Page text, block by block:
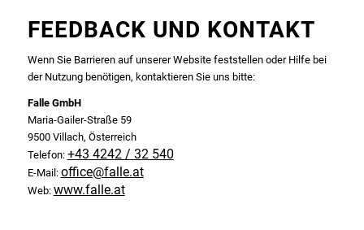
FEEDBACK UND KONTAKT
Wenn Sie Barrieren auf unserer Website feststellen oder Hilfe bei
der Nutzung benötigen, kontaktieren Sie uns bitte:
Falle GmbH
Maria-Gailer-Straße 59
9500 Villach, Österreich
Telefon: +43 4242 / 32 540
E-Mail: office@falle.at
Web: www.falle.at